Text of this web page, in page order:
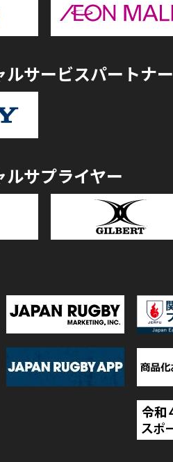
ルサービスパートナー
ルサプライヤー